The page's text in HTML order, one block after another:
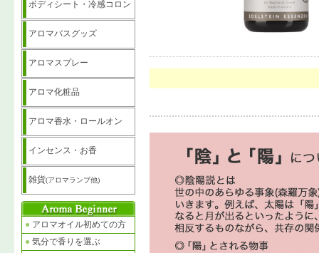
ボディシート・冷感コロン
アロマバスグッズ
アロマスプレー
アロマ化粧品
アロマ香水・ロールオン
インセンス・お香
雑貨(アロマランプ他)
● アロマオイル初めての方
● 気分で香りを選ぶ